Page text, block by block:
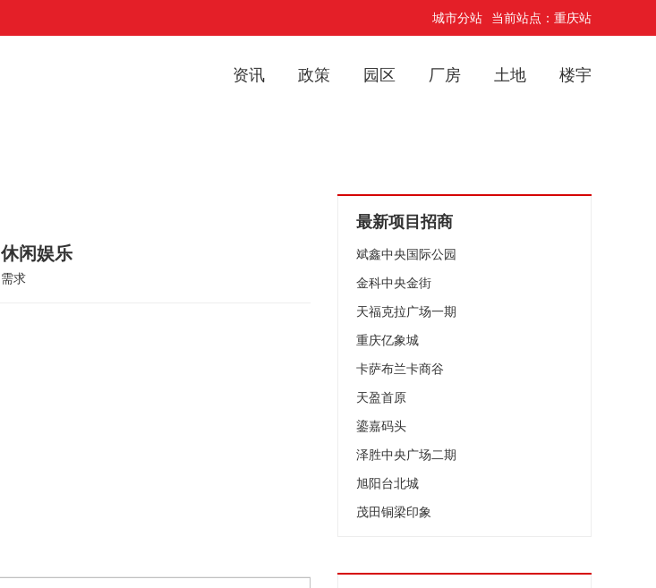
城市分站 当前站点：重庆站
资讯 政策 园区 厂房 土地 楼宇
休闲娱乐
需求
最新项目招商
斌鑫中央国际公园
金科中央金街
天福克拉广场一期
重庆亿象城
卡萨布兰卡商谷
天盈首原
鎏嘉码头
泽胜中央广场二期
旭阳台北城
茂田铜梁印象